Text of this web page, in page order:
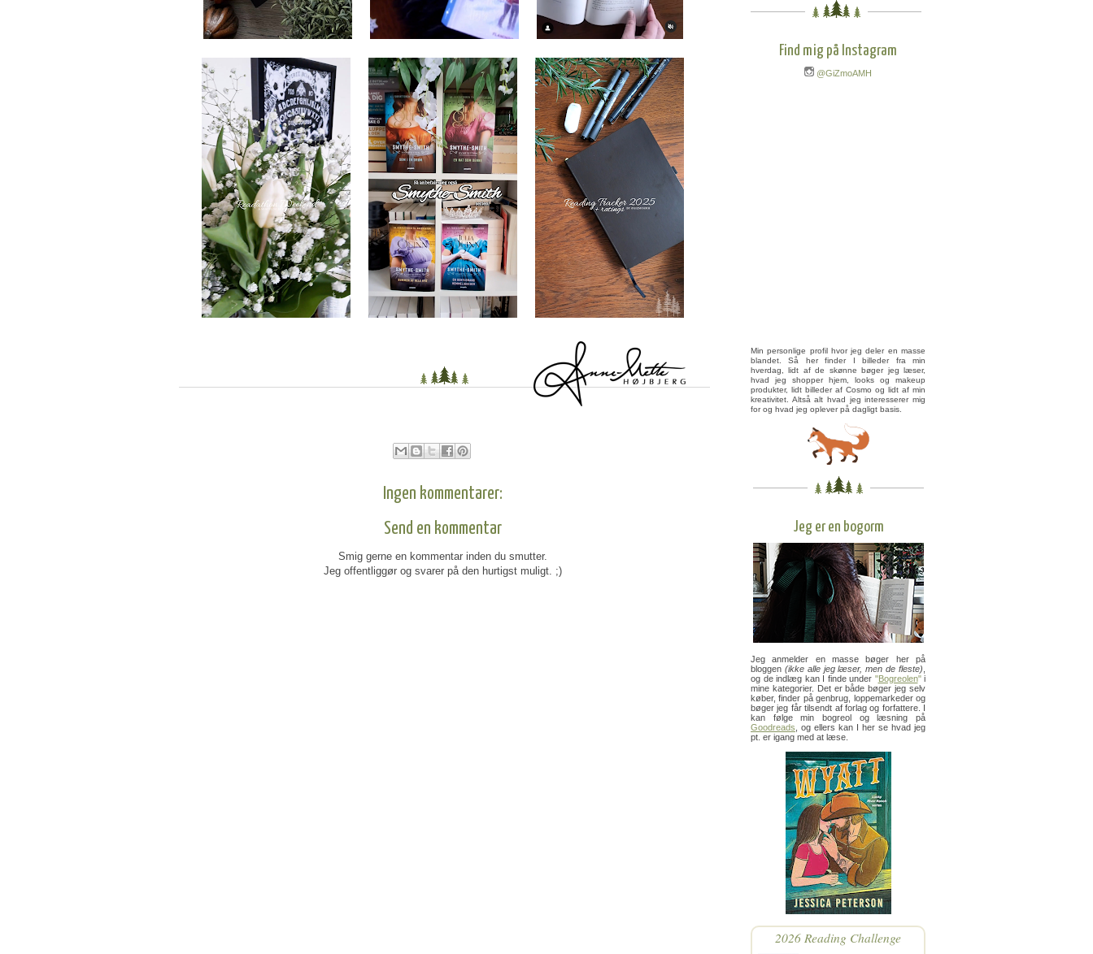
Ingen kommentarer:
Send en kommentar
Smig gerne en kommentar inden du smutter.
Jeg offentliggør og svarer på den hurtigst muligt. ;)
Find mig på Instagram
@GiZmoAMH
Min personlige profil hvor jeg deler en masse
blandet. Så her finder I billeder fra min
hverdag, lidt af de skønne bøger jeg læser,
hvad jeg shopper hjem, looks og makeup
produkter, lidt billeder af Cosmo og lidt af min
kreativitet. Altså alt hvad jeg interesserer mig
for og hvad jeg oplever på dagligt basis.
Jeg er en bogorm
Jeg anmelder en masse bøger her på
bloggen (ikke alle jeg læser, men de fleste)
og de indlæg kan I finde under "Bogreolen"i
mine kategorier. Det er både bøger jeg selv
køber, finder på genbrug, loppemarkeder og
bøger jeg får tilsendt af forlag og forfattere. I
kan følge min bogreol og læsning på
Goodreads , og ellers kan I her se hvad jeg
pt. er igang med at læse.
2026 Reading Challenge